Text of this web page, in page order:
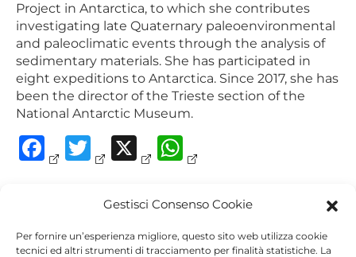
Gestisci Consenso Cookie
Per fornire un’esperienza migliore, questo sito web utilizza cookie
tecnici ed altri strumenti di tracciamento per finalità statistiche. La
Project in Antarctica, to which she contributes
investigating late Quaternary paleoenvironmental
and paleoclimatic events through the analysis of
sedimentary materials. She has participated in
eight expeditions to Antarctica. Since 2017, she has
been the director of the Trieste section of the
National Antarctic Museum.
Facebook
Twitter
X WhatsApp
navigation
Stefano Martellos
Bruno Callegher –